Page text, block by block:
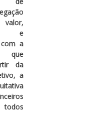
e
com a
que
da
a
todos